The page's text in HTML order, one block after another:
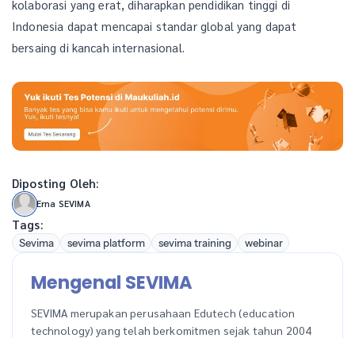
kolaborasi yang erat, diharapkan pendidikan tinggi di
Indonesia dapat mencapai standar global yang dapat
bersaing di kancah internasional.
Diposting Oleh:
Erna SEVIMA
Tags:
Sevima sevima platform sevima training webinar
Mengenal SEVIMA
SEVIMA merupakan perusahaan Edutech (education
technology) yang telah berkomitmen sejak tahun 2004